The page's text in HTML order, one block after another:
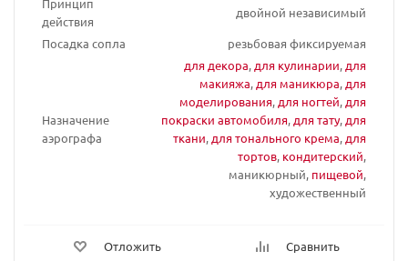
Принцип
действия
двойной независимый
Посадка сопла
резьбовая фиксируемая
Назначение
аэрографа
для декора, для кулинарии, для
макияжа, для маникюра, для
моделирования, для ногтей, для
покраски автомобиля, для тату, для
ткани, для тонального крема, для
тортов, кондитерский,
маникюрный, пищевой,
художественный
Отложить Сравнить